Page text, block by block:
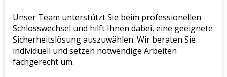
Unser Team unterstützt Sie beim professionellen
Schlosswechsel und hilft Ihnen dabei, eine geeignete
Sicherheitslösung auszuwählen. Wir beraten Sie
individuell und setzen notwendige Arbeiten
fachgerecht um.